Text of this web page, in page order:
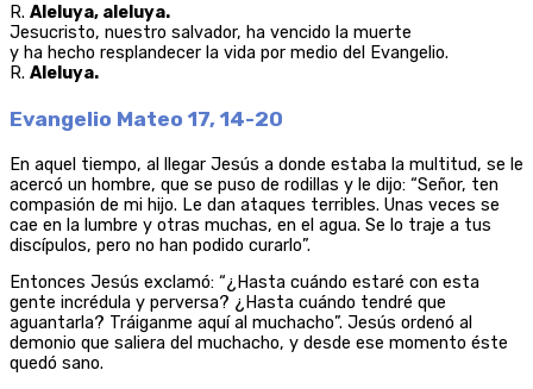
R. Aleluya, aleluya.
Jesucristo, nuestro salvador, ha vencido la muerte
y ha hecho resplandecer la vida por medio del Evangelio.
R. Aleluya.
Evangelio Mateo 17, 14-20
En aquel tiempo, al llegar Jesús a donde estaba la multitud, se le
acercó un hombre, que se puso de rodillas y le dijo: “Señor, ten
compasión de mi hijo. Le dan ataques terribles. Unas veces se
cae en la lumbre y otras muchas, en el agua. Se lo traje a tus
discípulos, pero no han podido curarlo”.
Entonces Jesús exclamó: “¿Hasta cuándo estaré con esta
gente incrédula y perversa? ¿Hasta cuándo tendré que
aguantarla? Tráiganme aquí al muchacho”. Jesús ordenó al
demonio que saliera del muchacho, y desde ese momento éste
quedó sano.